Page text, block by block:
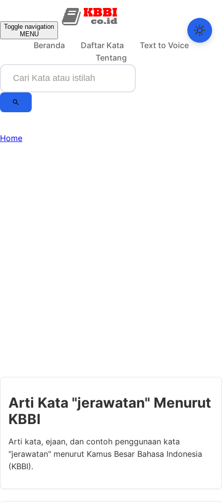
Toggle navigation
MENU
Beranda Daftar Kata
Text to Voice
Tentang
Home
Arti Kata "jerawatan" Menurut
KBBI
Arti kata, ejaan, dan contoh penggunaan kata
"jerawatan" menurut Kamus Besar Bahasa Indonesia
(KBBI).